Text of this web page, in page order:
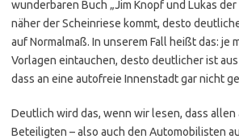
wunderbaren Buch „Jim Knopf und Lukas
näher der Scheinriese kommt, desto
auf Normalmaß. In unserem Fall heißt das: je
Vorlagen eintauchen, desto deutlicher ist
dass an eine autofreie Innenstadt gar nicht
Deutlich wird das, wenn wir lesen, dass allen
Beteiligten – also auch den Automobilisten